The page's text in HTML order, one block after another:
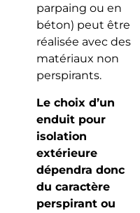
parpaing ou en
béton) peut être
réalisée avec des
matériaux non
perspirants.
Le choix d’un
enduit pour
isolation
extérieure
dépendra donc
du caractère
perspirant ou